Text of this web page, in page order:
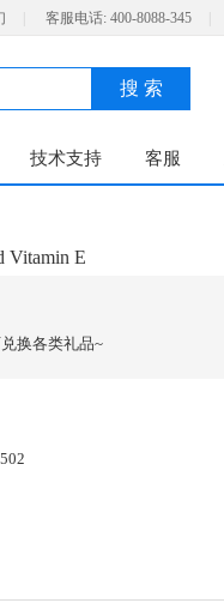
客服电话: 400-8088-345
搜 索
技术支持 客服
Vitamin E
换各类礼品~